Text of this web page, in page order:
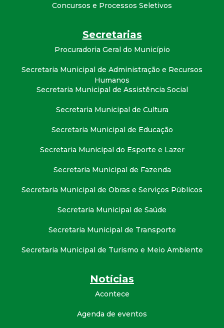
Concursos e Processos Seletivos
Secretarias
Procuradoria Geral do Município
Secretaria Municipal de Administração e Recursos
Humanos
Secretaria Municipal de Assistência Social
Secretaria Municipal de Cultura
Secretaria Municipal de Educação
Secretaria Municipal do Esporte e Lazer
Secretaria Municipal de Fazenda
Secretaria Municipal de Obras e Serviços Públicos
Secretaria Municipal de Saúde
Secretaria Municipal de Transporte
Secretaria Municipal de Turismo e Meio Ambiente
Notícias
Acontece
Agenda de eventos